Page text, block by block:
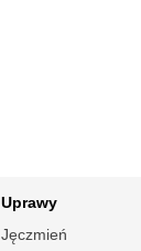
Uprawy
Jęczmień